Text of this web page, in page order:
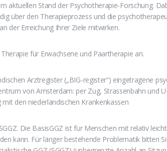
aktuellen Stand der Psychotherapie-Forschung.
über den Therapieprozess und die
der Erreichung Ihrer Ziele mitwirken.
für Erwachsene und Paartherapie an.
Arztregister („BIG-register“) eingetragene
von Amsterdam: per Zug, Strassenbahn und
mit den niederländischen Krankenkassen
Die BasisGGZ ist für Menschen mit relativ
kann. Für länger bestehende Problematik bitten